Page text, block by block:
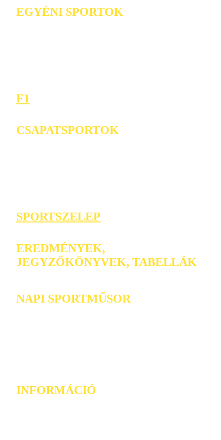
EGYÉNI SPORTOK
F1
CSAPATSPORTOK
SPORTSZELEP
EREDMÉNYEK,
JEGYZŐKÖNYVEK, TABELLÁK
NAPI SPORTMŰSOR
INFORMÁCIÓ